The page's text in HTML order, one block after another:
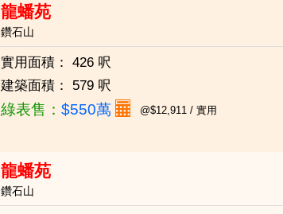
龍蟠苑
鑽石山
實用面積：
426 呎
建築面積：
579 呎
綠表售： $550萬 @$12,911 / 實用
龍蟠苑
鑽石山